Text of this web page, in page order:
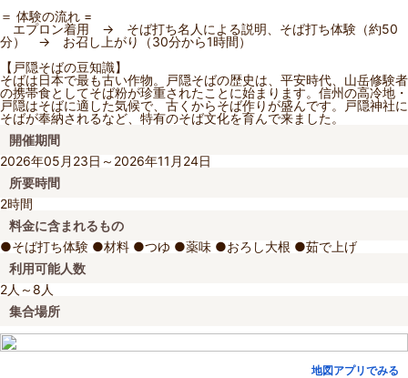
＝ 体験の流れ =
エプロン着用 → そば打ち名人による説明、そば打ち体験（約50
分） → お召し上がり（30分から1時間）
【戸隠そばの豆知識】
そばは日本で最も古い作物。戸隠そばの歴史は、平安時代、山岳修験者
の携帯食としてそば粉が珍重されたことに始まります。信州の高冷地・
戸隠はそばに適した気候で、古くからそば作りが盛んです。戸隠神社に
そばが奉納されるなど、特有のそば文化を育んで来ました。
開催期間
2026年05月23日～2026年11月24日
所要時間
2時間
料金に含まれるもの
●そば打ち体験 ●材料 ●つゆ ●薬味 ●おろし大根 ●茹で上げ
利用可能人数
2人～8人
集合場所
地図アプリでみる